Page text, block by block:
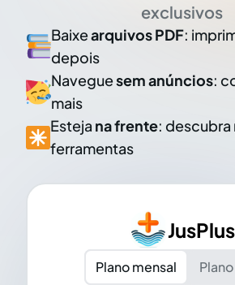
exclusivos
Baixearquivos PDF:
depois
Naveguesem anúncios:
mais
Esteja na frente: descubra
ferramentas
JusPlus
Plano mensal